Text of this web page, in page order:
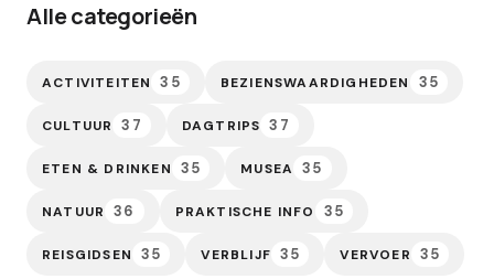
Alle categorieën
ACTIVITEITEN 35 BEZIENSWAARDIGHEDEN 35
CULTUUR 37 DAGTRIPS 37
ETEN & DRINKEN 35 MUSEA 35
NATUUR 36 PRAKTISCHE INFO 35
REISGIDSEN 35 VERBLIJF 35 VERVOER 35